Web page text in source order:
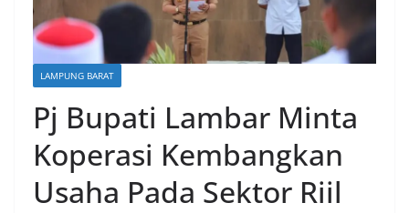
LAMPUNG BARAT
Pj Bupati Lambar Minta
Koperasi Kembangkan
Usaha Pada Sektor Riil